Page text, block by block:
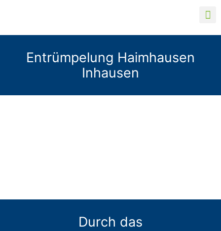
Entrümpelung Haimhausen
Inhausen
Durch das